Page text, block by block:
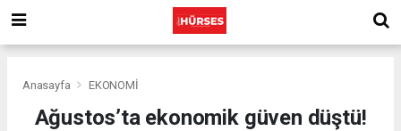
Anasayfa EKONOMİ
Ağustos’ta ekonomik güven düştü!